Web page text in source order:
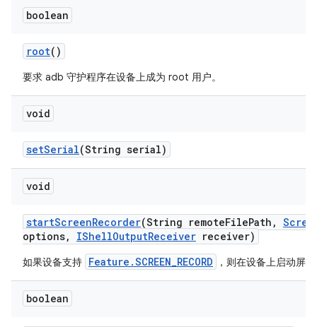
boolean
root()
要求 adb 守护程序在设备上成为 root 用户。
void
setSerial(String serial)
void
startScreenRecorder(String remoteFilePath ,
options, IShellOutputReceiver receiver)
如果设备支持 Feature.SCREEN_RECORD ，则在设备上启动屏
boolean